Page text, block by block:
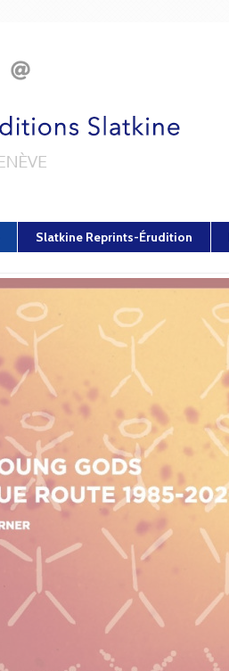
Slatkine Reprints-Érudition